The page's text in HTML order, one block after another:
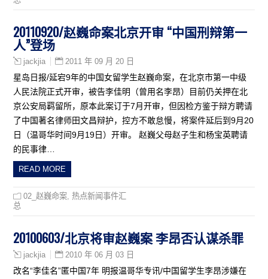
20110920/赵巍命案北京开审 “中国刑辩第一
人”登场
jackjia 2011 年 09 月 20 日
星岛日报/延宕9年的中国女留学生赵巍命案，在北京市第一中级
人民法院正式开审，被告李佳明（曾用名李昂）目前仍关押在北
京公安局羁留所，原本此案订于7月开审，但因检方鉴于辩方聘请
了中国著名律师田文昌辩护，控方不敢怠慢，将案件延后到9月20
日（温哥华时间9月19日）开审。 赵巍父母赵子生和杨宝英聘请
的民事律…
READ MORE
02_赵巍命案 ,热点新闻事件汇
总
20100603/北京将审赵巍案 李昂否认谋杀罪
jackjia 2010 年 06 月 03 日
改名“李佳名”匿中国7年 明报温哥华专讯/中国留学生李昂涉嫌在